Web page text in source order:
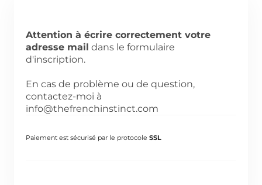
Attention à écrire correctement votre
adresse mail dans le formulaire
d'inscription.
En cas de problème ou de question,
contactez-moi à
info@thefrenchinstinct.com
Paiement est sécurisé par le protocole SSL